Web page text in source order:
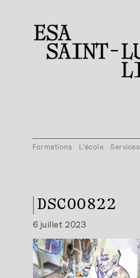
Formations L’école Services
DSC00822
6 juillet 2023